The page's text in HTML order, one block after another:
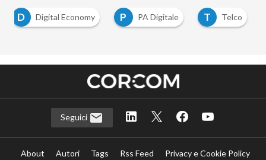
D
Digital Economy P PA Digitale T Telco
Seguici
About Autori Tags Rss Feed
Privacy e Cookie Policy